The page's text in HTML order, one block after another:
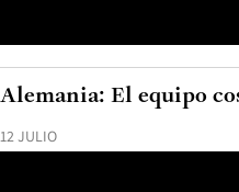
12 JULIO
Alemania: El equipo